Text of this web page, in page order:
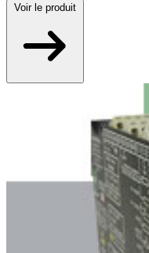
Voir le produit